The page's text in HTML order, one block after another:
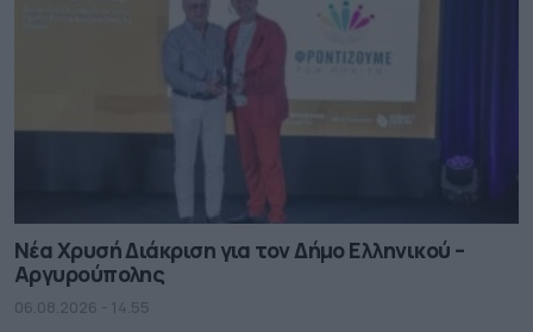
Νέα Χρυσή Διάκριση για τον Δήμο Ελληνικού –
Αργυρούπολης
06.08.2026 - 14.55